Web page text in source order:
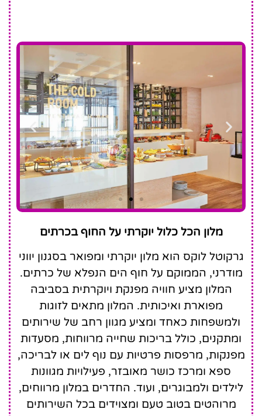
Grecotel LUX.ME
White Palace
מלון הכל כלול יוקרתי על החוף בכרתים
גרקוטל לוקס הוא מלון יוקרתי ומפואר בסגנון יווני
מודרני, הממוקם על חוף הים הנפלא של כרתים.
המלון מציע חוויה מפנקת ויוקרתית בסביבה
מפוארת ואיכותית. המלון מתאים לזוגות
ולמשפחות כאחד ומציע מגוון רחב של שירותים
ומתקנים, כולל בריכות שחייה מרווחות, מסעדות
מפנקות, מרפסות פרטיות עם נוף לים או לבריכה,
ספא ומרכז כושר מאובזר, פעילויות מגוונות
לילדים ולמבוגרים, ועוד. החדרים במלון מרווחים,
מרוהטים בטוב טעם ומצוידים בכל השירותים